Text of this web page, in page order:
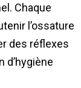
Chaque
l’ossature
des réflexes
d’hygiène